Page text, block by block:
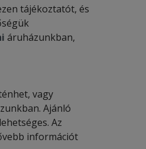
tájékoztatót, és
áruházunkban,
vagy
Ajánló
Az
információt